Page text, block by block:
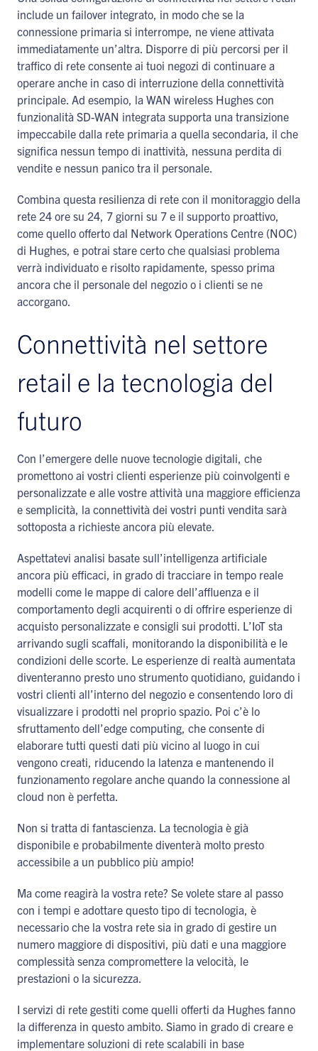
include un failover integrato, in modo che se la
connessione primaria si interrompe, ne viene attivata
immediatamente un’altra. Disporre di più percorsi per il
traffico di rete consente ai tuoi negozi di continuare a
operare anche in caso di interruzione della connettività
principale. Ad esempio, la WAN wireless Hughes con
funzionalità SD-WAN integrata supporta una transizione
impeccabile dalla rete primaria a quella secondaria, il che
significa nessun tempo di inattività, nessuna perdita di
vendite e nessun panico tra il personale.
Combina questa resilienza di rete con il monitoraggio della
rete 24 ore su 24, 7 giorni su 7 e il supporto proattivo,
come quello offerto dal Network Operations Centre (NOC)
di Hughes, e potrai stare certo che qualsiasi problema
verrà individuato e risolto rapidamente, spesso prima
ancora che il personale del negozio o i clienti se ne
accorgano.
Connettività nel settore
retail e la tecnologia del
futuro
Con l’emergere delle nuove tecnologie digitali, che
promettono ai vostri clienti esperienze più coinvolgenti e
personalizzate e alle vostre attività una maggiore efficienza
e semplicità, la connettività dei vostri punti vendita sarà
sottoposta a richieste ancora più elevate.
Aspettatevi analisi basate sull’intelligenza artificiale
ancora più efficaci, in grado di tracciare in tempo reale
modelli come le mappe di calore dell’affluenza e il
comportamento degli acquirenti o di offrire esperienze di
acquisto personalizzate e consigli sui prodotti. L’IoT sta
arrivando sugli scaffali, monitorando la disponibilità e le
condizioni delle scorte. Le esperienze di realtà aumentata
diventeranno presto uno strumento quotidiano, guidando i
vostri clienti all’interno del negozio e consentendo loro di
visualizzare i prodotti nel proprio spazio. Poi c’è lo
sfruttamento dell’edge computing, che consente di
elaborare tutti questi dati più vicino al luogo in cui
vengono creati, riducendo la latenza e mantenendo il
funzionamento regolare anche quando la connessione al
cloud non è perfetta.
Non si tratta di fantascienza. La tecnologia è già
disponibile e probabilmente diventerà molto presto
accessibile a un pubblico più ampio!
Ma come reagirà la vostra rete? Se volete stare al passo
con i tempi e adottare questo tipo di tecnologia, è
necessario che la vostra rete sia in grado di gestire un
numero maggiore di dispositivi, più dati e una maggiore
complessità senza compromettere la velocità, le
prestazioni o la sicurezza.
I servizi di rete gestiti come quelli offerti da Hughes fanno
la differenza in questo ambito. Siamo in grado di creare e
implementare soluzioni di rete scalabili in base